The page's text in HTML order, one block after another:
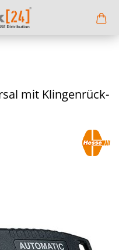
mit Klin­gen­rück­